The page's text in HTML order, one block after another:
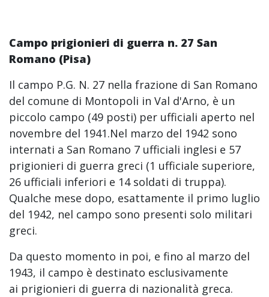
Campo prigionieri di guerra n. 27 San
Romano (Pisa)
Il campo P.G. N. 27 nella frazione di San Romano
del comune di Montopoli in Val d'Arno, è un
piccolo campo (49 posti) per ufficiali aperto nel
novembre del 1941.Nel marzo del 1942 sono
internati a San Romano 7 ufficiali inglesi e 57
prigionieri di guerra greci (1 ufficiale superiore,
26 ufficiali inferiori e 14 soldati di truppa).
Qualche mese dopo, esattamente il primo luglio
del 1942, nel campo sono presenti solo militari
greci.
Da questo momento in poi, e fino al marzo del
1943, il campo è destinato esclusivamente
ai prigionieri di guerra di nazionalità greca.